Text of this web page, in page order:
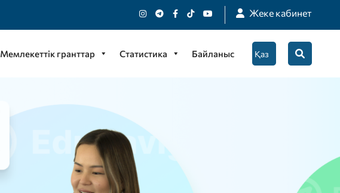
Жеке кабинет
Мемлекеттік гранттар Статистика Байланыс